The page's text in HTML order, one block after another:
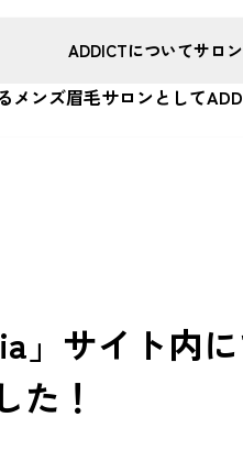
ADDICTについてサロ
ンズ眉毛サロンとして
」サイト内
た！